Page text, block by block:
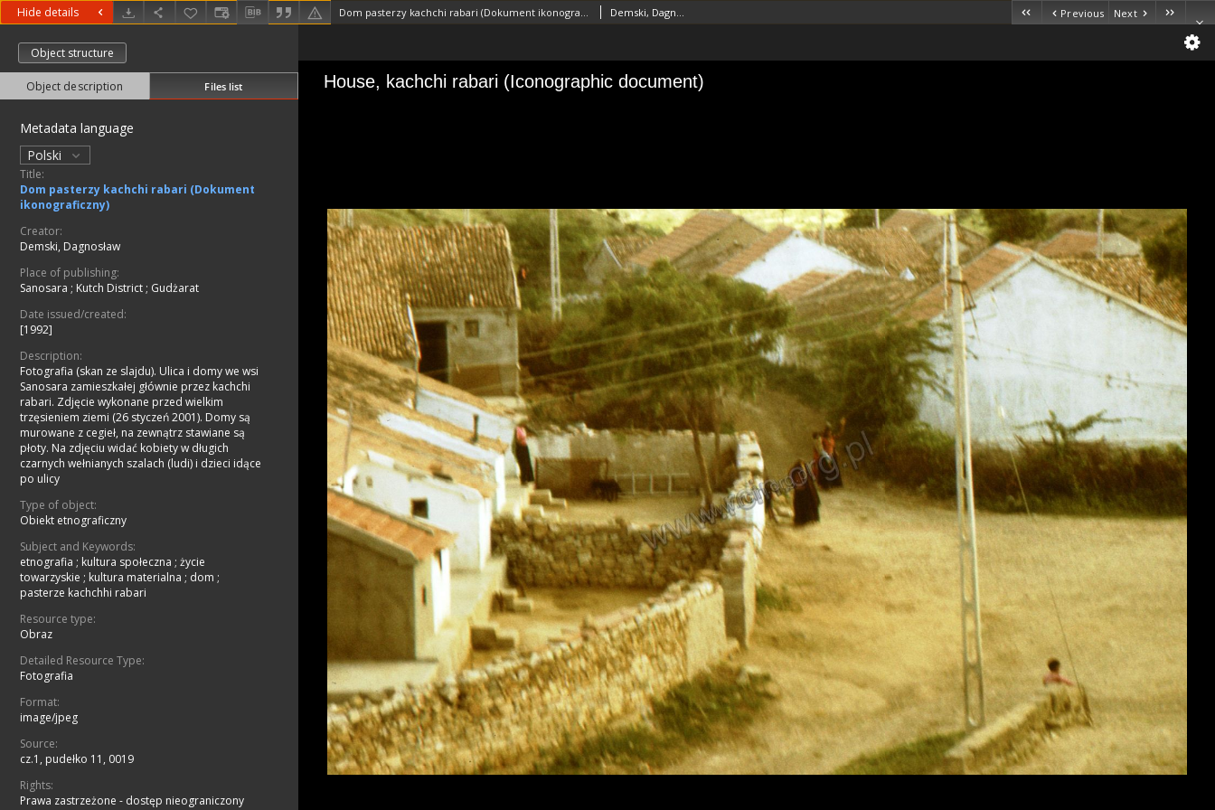
Hide details Dom pasterzy kachchi rabari (Dokument ikonograficzny) Demski, Dagnosław Previous Next
Object structure
Object description Files list
Metadata language
Polski
Title:
Dom pasterzy kachchi rabari (Dokument
ikonograficzny)
Creator:
Demski, Dagnosław
Place of publishing:
Sanosara ; Kutch District ; Gudżarat
Date issued/created:
[1992]
Description:
Fotografia (skan ze slajdu). Ulica i domy we wsi
Sanosara zamieszkałej głównie przez kachchi
rabari. Zdjęcie wykonane przed wielkim
trzęsieniem ziemi (26 styczeń 2001). Domy są
murowane z cegieł, na zewnątrz stawiane są
płoty. Na zdjęciu widać kobiety w długich
czarnych wełnianych szalach (ludi) i dzieci idące
po ulicy
Type of object:
Obiekt etnograficzny
Subject and Keywords:
etnografia ; kultura społeczna ; życie
towarzyskie ; kultura materialna ; dom ;
pasterze kachchhi rabari
Resource type:
Obraz
Detailed Resource Type:
Fotografia
Format:
image/jpeg
Source:
cz.1, pudełko 11, 0019
Rights:
Prawa zastrzeżone - dostęp nieograniczony